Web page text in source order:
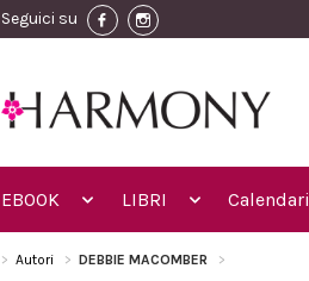
Seguici su
EBOOK LIBRI
Autori DEBBIE MACOMBER